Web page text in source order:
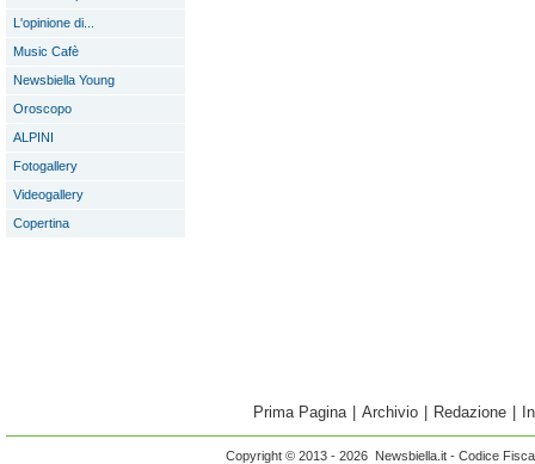
L'opinione di...
Music Cafè
Newsbiella Young
Oroscopo
ALPINI
Fotogallery
Videogallery
Copertina
Prima Pagina Archivio Redazione
Copyright © 2013 - 2026 Newsbiella.it - Codice